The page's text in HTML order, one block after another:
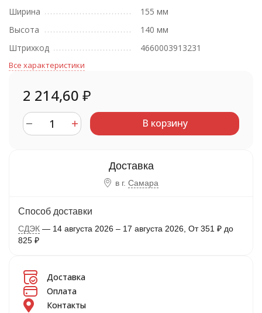
Ширина
155 мм
Высота
140 мм
Штрихкод
4660003913231
Все характеристики
2 214,60 ₽
В корзину
в г. Самара
Способ доставки
СДЭК 14 августа 2026 – 17 августа 2026 От 351 ₽ до
825 ₽
Доставка
Оплата
Контакты